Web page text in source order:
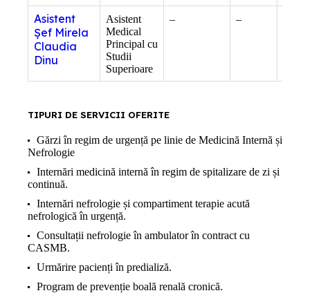
Asistent
Șef Mirela
Claudia
Dinu
Asistent
Medical
Principal cu
Studii
Superioare
– –
TIPURI DE SERVICII OFERITE
Gărzi în regim de urgență pe linie de Medicină Internă și
Nefrologie
Internări medicină internă în regim de spitalizare de zi și
continuă.
Internări nefrologie și compartiment terapie acută
nefrologică în urgență.
Consultații nefrologie în ambulator în contract cu
CASMB.
Urmărire pacienți în predializă.
Program de prevenție boală renală cronică.